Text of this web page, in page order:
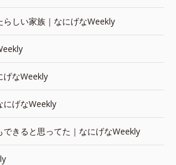
しい家族｜なにげなWeekly
げなWeekly
にげなWeekly
できると思ってた｜なにげなWeekly